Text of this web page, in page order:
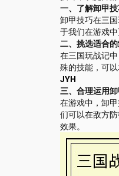
一、了解卸甲
卸甲技巧在三
于我们在游戏中
二、挑选适合
在三国玩战记
殊的技能，可
JYH
三、合理运用
在游戏中，卸
们可以在敌方
效果。